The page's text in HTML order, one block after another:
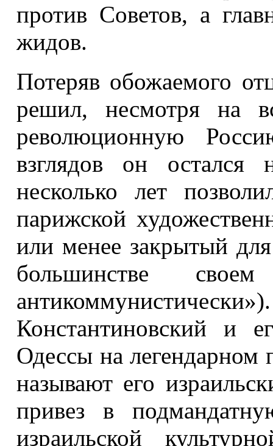
против Советов, а
жидов.
Потеряв обожаемого
решил, несмотря на
революционную
взглядов он остался
несколько лет
парижской
или менее закрытый
большинстве
Константиновский и
Одессы на легендарном
называют его
привез в
израильской